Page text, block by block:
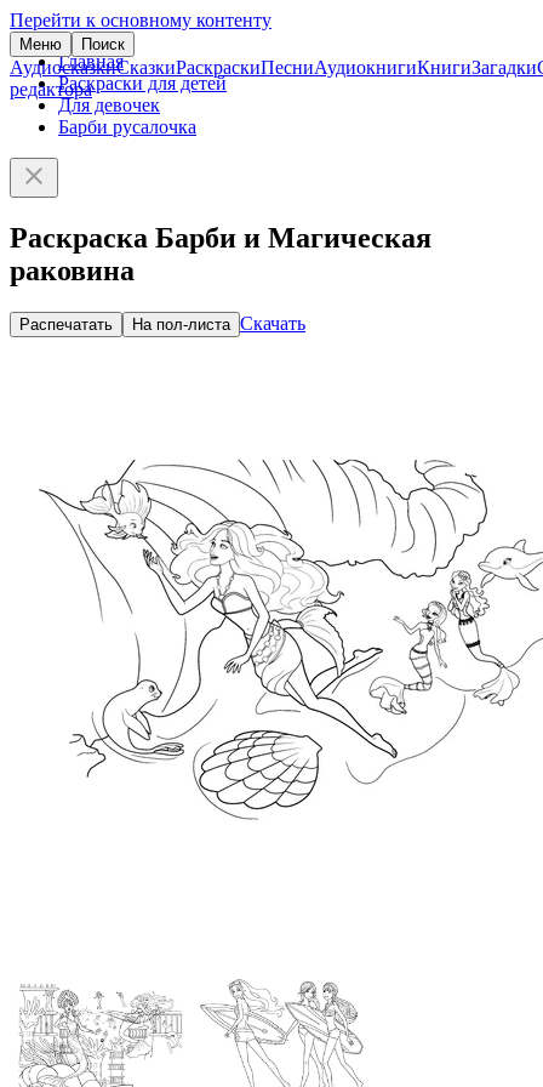
Перейти к основному контенту
Меню Поиск
АудиосказкиСказкиРаскраскиПесниАудиокнигиКнигиЗагадки
редактора
Главная
Раскраски для детей
Для девочек
Барби русалочка
Раскраска Барби и Магическая
раковина
Распечатать На пол-листа Скачать